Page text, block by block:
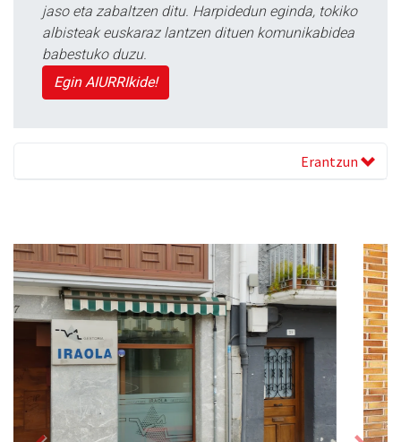
jaso eta zabaltzen ditu. Harpidedun eginda, tokiko
albisteak euskaraz lantzen dituen komunikabidea
babestuko duzu.
Egin AIURRIkide!
Erantzun